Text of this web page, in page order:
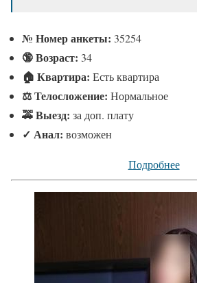
№ Номер анкеты: 35254
🔞 Возраст: 34
🏠 Квартира: Есть квартира
⚖ Телосложение: Нормальное
🚕 Выезд: за доп. плату
✓ Анал: возможен
Подробнее